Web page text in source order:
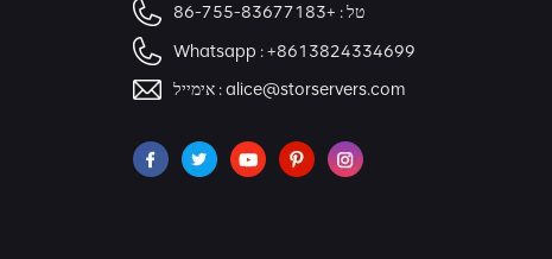
טל : +86-755-83677183
Whatsapp :+8613824334699
אימייל :alice@storservers.com